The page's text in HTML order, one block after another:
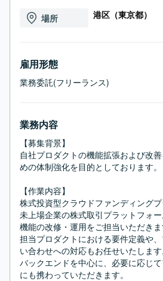
場所 港区（東京都）
雇用形態
業務委託(フリーランス)
業務内容
【募集背景】
自社プロダクトの機能拡張および改
めの体制強化を目的としております。
【作業内容】
株式投資型クラウドファンディング
未上場企業の株式取引プラットフォ
機能の改修・運用をご担当いただきま
担当プロダクトにおける要件定義や
い合わせへの対応もお任せいたします
バックエンドを中心に、必要に応じ
にも携わっていただきます。